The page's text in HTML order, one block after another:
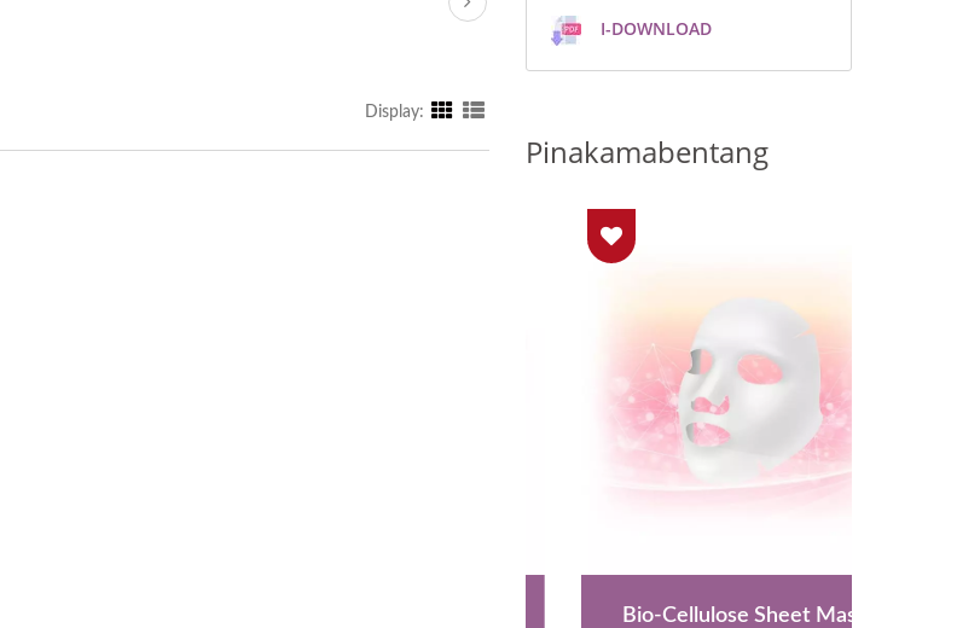
Display:
I-DOWNLOAD
Pinakamabentang
Bio-Cellulose Sheet Mask